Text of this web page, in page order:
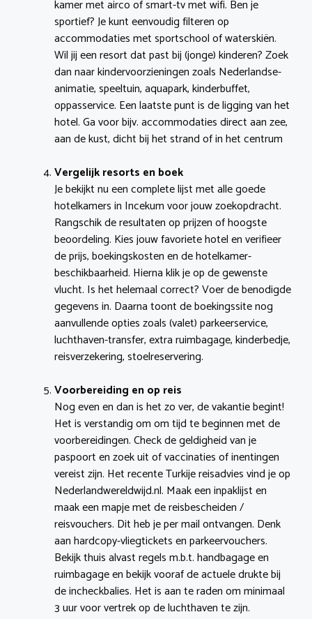
kamer met airco of smart-tv met wifi. Ben je
sportief? Je kunt eenvoudig filteren op
accommodaties met sportschool of waterskiën.
Wil jij een resort dat past bij (jonge) kinderen? Zoek
dan naar kindervoorzieningen zoals Nederlandse-
animatie, speeltuin, aquapark, kinderbuffet,
oppasservice. Een laatste punt is de ligging van het
hotel. Ga voor bijv. accommodaties direct aan zee,
aan de kust, dicht bij het strand of in het centrum
Vergelijk resorts en boek
Je bekijkt nu een complete lijst met alle goede
hotelkamers in Incekum voor jouw zoekopdracht.
Rangschik de resultaten op prijzen of hoogste
beoordeling. Kies jouw favoriete hotel en verifieer
de prijs, boekingskosten en de hotelkamer-
beschikbaarheid. Hierna klik je op de gewenste
vlucht. Is het helemaal correct? Voer de benodigde
gegevens in. Daarna toont de boekingssite nog
aanvullende opties zoals (valet) parkeerservice,
luchthaven-transfer, extra ruimbagage, kinderbedje,
reisverzekering, stoelreservering.
Voorbereiding en op reis
Nog even en dan is het zo ver, de vakantie begint!
Het is verstandig om om tijd te beginnen met de
voorbereidingen. Check de geldigheid van je
paspoort en zoek uit of vaccinaties of inentingen
vereist zijn. Het recente Turkije reisadvies vind je op
Nederlandwereldwijd.nl. Maak een inpaklijst en
maak een mapje met de reisbescheiden /
reisvouchers. Dit heb je per mail ontvangen. Denk
aan hardcopy-vliegtickets en parkeervouchers.
Bekijk thuis alvast regels m.b.t. handbagage en
ruimbagage en bekijk vooraf de actuele drukte bij
de incheckbalies. Het is aan te raden om minimaal
3 uur voor vertrek op de luchthaven te zijn.